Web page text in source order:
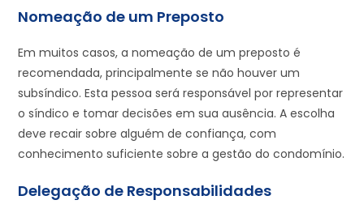
Nomeação de um Preposto
Em muitos casos, a nomeação de um preposto é
recomendada, principalmente se não houver um
subsíndico. Esta pessoa será responsável por representar
o síndico e tomar decisões em sua ausência. A escolha
deve recair sobre alguém de confiança, com
conhecimento suficiente sobre a gestão do condomínio.
Delegação de Responsabilidades